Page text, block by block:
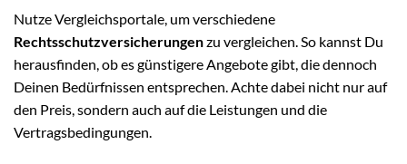
Nutze Vergleichsportale, um verschiedene
Rechtsschutzversicherungenzu vergleichen. So kannst Du
herausfinden, ob es günstigere Angebote gibt, die dennoch
Deinen Bedürfnissen entsprechen. Achte dabei nicht nur auf
den Preis, sondern auch auf die Leistungen und die
Vertragsbedingungen.